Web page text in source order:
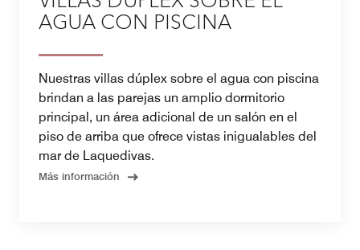
AGUA CON PISCINA
Nuestras villas dúplex sobre el agua con piscina
brindan a las parejas un amplio dormitorio
principal, un área adicional de un salón en el
piso de arriba que ofrece vistas inigualables del
mar de Laquedivas.
Más información